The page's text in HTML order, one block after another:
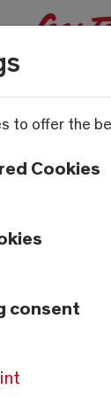
to offer the
Cookies
consent